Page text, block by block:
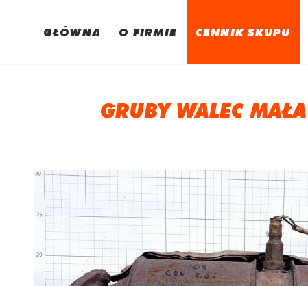
GŁÓWNA O FIRMIE CENNIK SKUPU
GRUBY WALEC